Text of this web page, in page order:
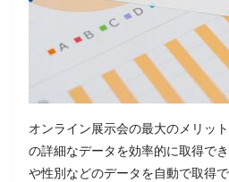
オンライン展示会の最大のメリッ
の詳細なデータを効率的に取得で
や性別などのデータを自動で取得